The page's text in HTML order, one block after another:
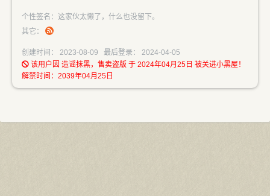
个性签名：这家伙太懒了，什么也没留下。
其它：
创建时间： 2023-08-09 最后登录： 2024-04-05
该用户因 造谣抹黑，售卖盗版 于 2024年04月25日 被关进小黑屋！
解禁时间：2039年04月25日